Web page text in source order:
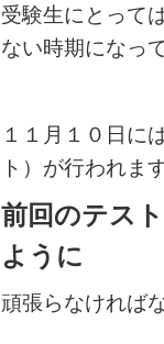
受験生にとって
ない時期になっ
１１月１０日に
ト）が行われま
前回のテス
ように
頑張らなければ